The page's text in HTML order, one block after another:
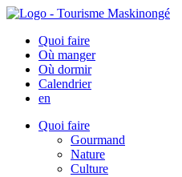
Quoi faire
Où manger
Où dormir
Calendrier
en
Quoi faire
Gourmand
Nature
Culture